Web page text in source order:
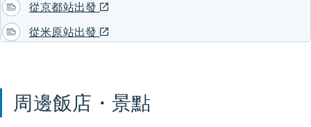
從京都站出發
從米原站出發
周邊飯店・景點